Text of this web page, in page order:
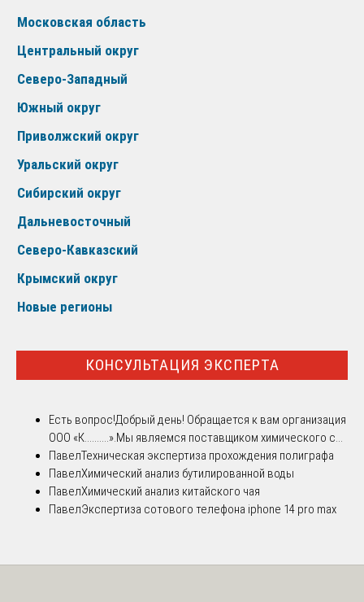
Московская область
Центральный округ
Северо-Западный
Южный округ
Приволжский округ
Уральский округ
Сибирский округ
Дальневосточный
Северо-Кавказский
Крымский округ
Новые регионы
КОНСУЛЬТАЦИЯ ЭКСПЕРТА
Есть вопрос!Добрый день! Обращается к вам организация
ООО «К..........».Мы являемся поставщиком химического с...
ПавелТехническая экспертиза прохождения полиграфа
ПавелХимический анализ бутилированной воды
ПавелХимический анализ китайского чая
ПавелЭкспертиза сотового телефона iphone 14 pro max